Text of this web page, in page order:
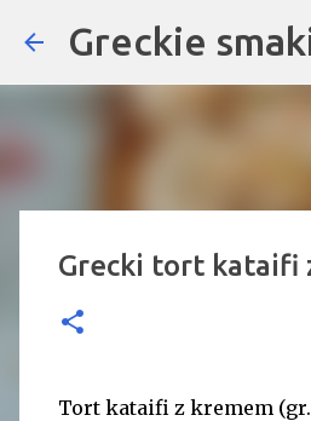
Greckie
Grecki tort kataifi
Tort kataifi z kremem (gr.